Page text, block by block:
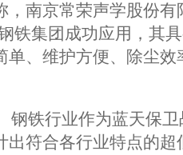
，南京常荣声学股份有
铁集团成功应用，其
单、维护方便、除尘
铁行业作为蓝天保卫
出符合各行业特点的